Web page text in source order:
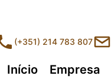
(+351) 214 783 807
Início Empresa